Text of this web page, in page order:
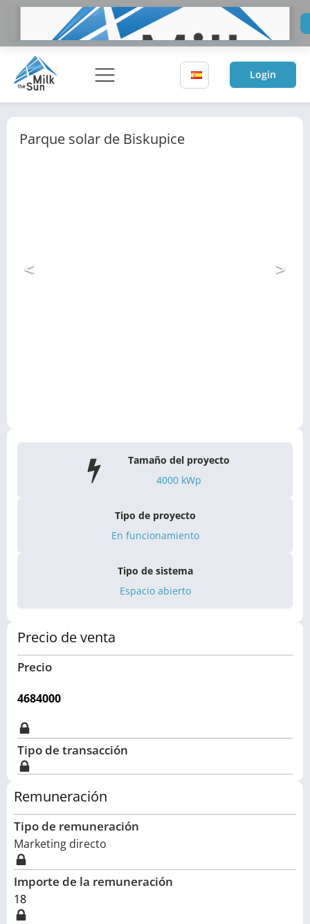
Login
Parque solar de Biskupice
< >
Tamaño del proyecto
4000kWp
Tipo de proyecto
En funcionamiento
Tipo de sistema
Espacio abierto
Precio de venta
Precio
4684000
Tipo de transacción
Remuneración
Tipo de remuneración
Marketing directo
Importe de la remuneración
18